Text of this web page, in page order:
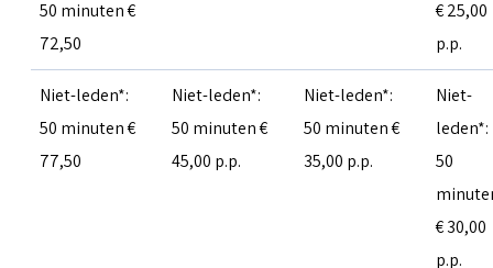
50 minuten €
72,50
€ 25,00
p.p.
Niet-leden*:
50 minuten €
77,50
Niet-leden*:
50 minuten €
45,00 p.p.
Niet-leden*:
50 minuten €
35,00 p.p.
Niet-
leden*:
50
€ 30,00
p.p.